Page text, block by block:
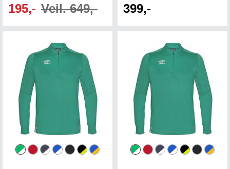
195,- Veil. 649,- 399,-